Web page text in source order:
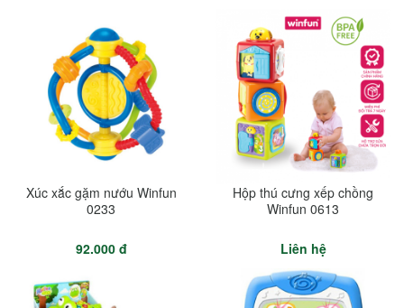
Xúc xắc gặm nướu Winfun
0233
92.000 đ
Hộp thú cưng xếp chồng
Winfun 0613
Liên hệ